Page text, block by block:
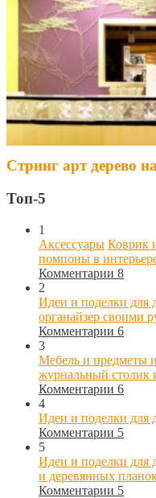
Стринг арт дерево
Топ-5
1
Аксессуары Коврик
помпоны в
Комментарии 8
2
Идеи и поделки для
органайзер своими
Комментарии 6
3
Мебель и предметы
журнальный столик
Комментарии 6
4
Идеи и поделки для
Комментарии 5
5
Идеи и поделки для
и деревянных
Комментарии 5